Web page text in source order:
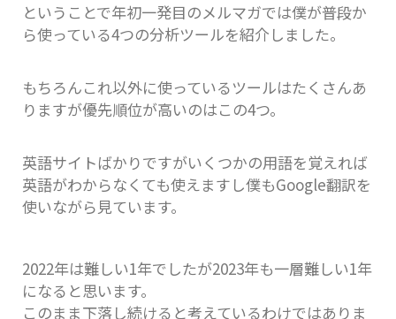
ということで年初一発目のメルマガでは僕が普段か
ら使っている4つの分析ツールを紹介しました。
もちろんこれ以外に使っているツールはたくさんあ
りますが優先順位が高いのはこの4つ。
英語サイトばかりですがいくつかの用語を覚えれば
英語がわからなくても使えますし僕もGoogle翻訳を
使いながら見ています。
2022年は難しい1年でしたが2023年も一層難しい1年
になると思います。
このまま下落し続けると考えているわけではありま